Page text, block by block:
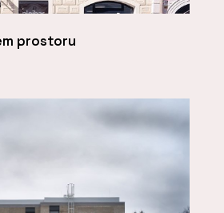
prostoru